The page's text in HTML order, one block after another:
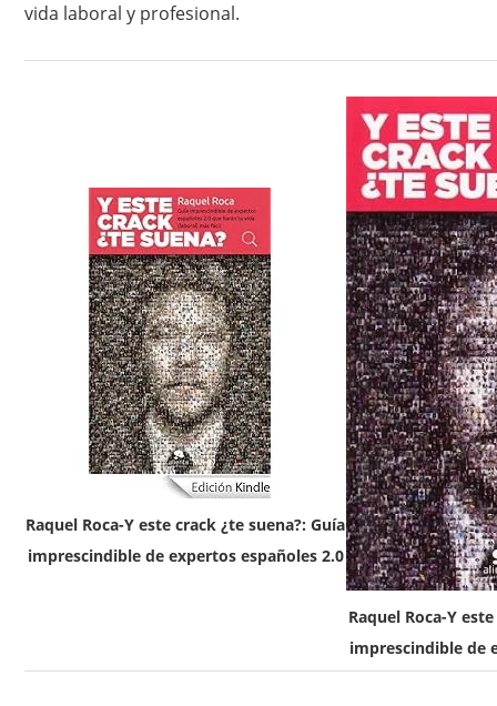
vida laboral y profesional.
Raquel Roca-Y este crack ¿te suena?: Guía
imprescindible de expertos españoles 2.0
Raquel Roca-Y
imprescindible de